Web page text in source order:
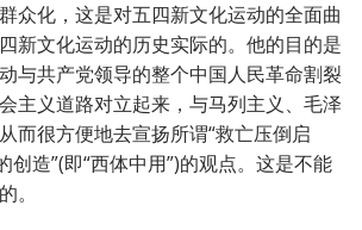
众化，这是对五四新文化运动的全面曲
新文化运动的历史实际的。他的目的是
与共产党领导的整个中国人民革命割裂
主义道路对立起来，与马列主义、毛泽
而很方便地去宣扬所谓“救亡压倒启
创造”(即“西体中用”)的观点。这是不能
。